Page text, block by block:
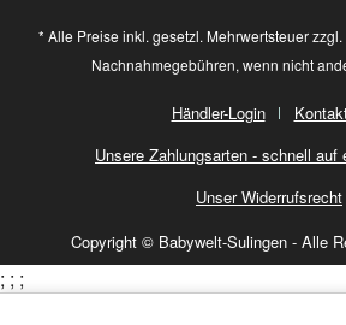
* Alle Preise inkl. gesetzl. Mehrwertsteuer zzgl.
Nachnahmegebühren, wenn nicht
Händler-Login
Unsere Zahlungsarten - schnell auf
Unser Widerrufsrecht
Copyright © Babywelt-Sulingen - Alle
; ; ;